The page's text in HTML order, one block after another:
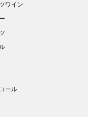
ワイン
ール